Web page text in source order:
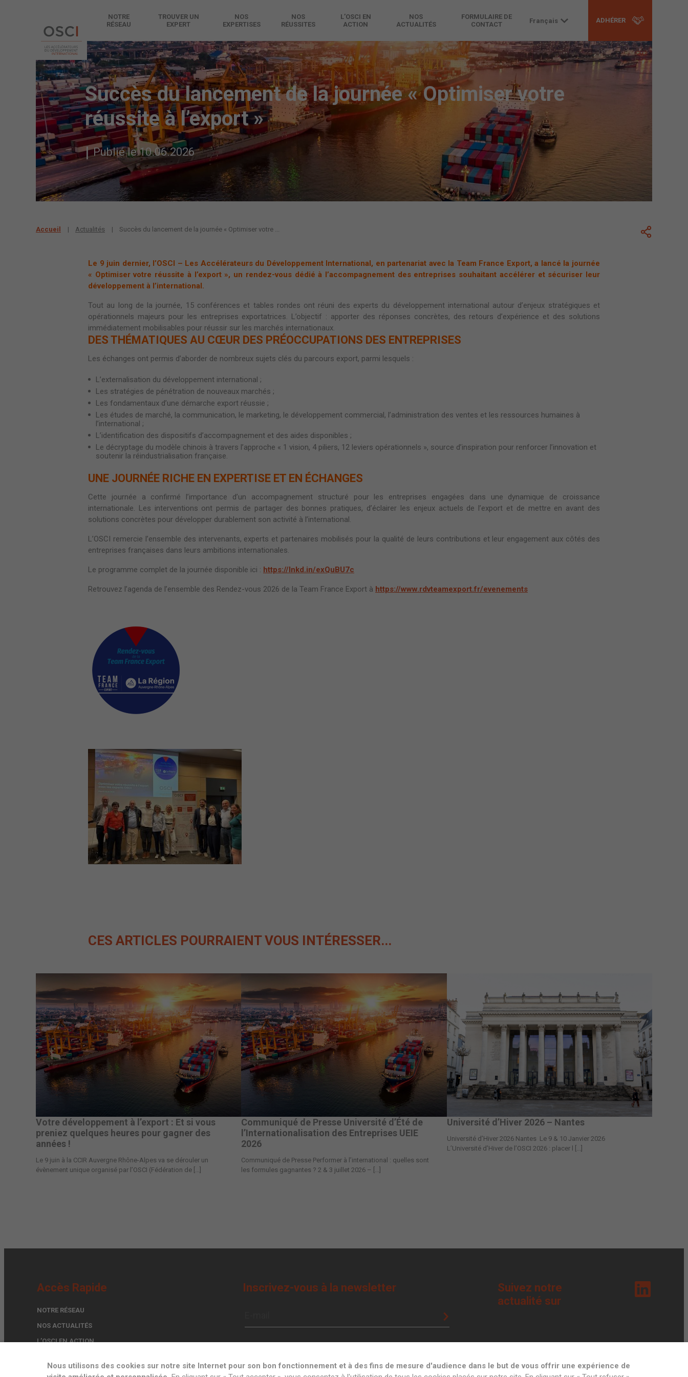
NOTRE
RÉSEAU
TROUVER UN
EXPERT
NOS
EXPERTISES
NOS
RÉUSSITES
L’OSCI EN
ACTION
NOS
ACTUALITÉS
FORMULAIRE DE
CONTACT
Français ADHÉRER
Succès du lancement de la journée « Optimiser votre
réussite à l’export »
Publié le 10.06.2026
Accueil Actualités Succès du lancement de la journée « Optimiser votre ...
Le 9 juin dernier, l’OSCI – Les Accélérateurs du Développement International, en partenariat avec la Team France Export, a lancé la journée
« Optimiser votre réussite à l’export », un rendez-vous dédié à l’accompagnement des entreprises souhaitant accélérer et sécuriser leur
développement à l’international.
Tout au long de la journée, 15 conférences et tables rondes ont réuni des experts du développement international autour d’enjeux stratégiques et
opérationnels majeurs pour les entreprises exportatrices. L’objectif : apporter des réponses concrètes, des retours d’expérience et des solutions
immédiatement mobilisables pour réussir sur les marchés internationaux.
DES THÉMATIQUES AU CŒUR DES PRÉOCCUPATIONS DES ENTREPRISES
Les échanges ont permis d’aborder de nombreux sujets clés du parcours export, parmi lesquels :
L’externalisation du développement international ;
Les stratégies de pénétration de nouveaux marchés ;
Les fondamentaux d’une démarche export réussie ;
Les études de marché, la communication, le marketing, le développement commercial, l’administration des ventes et les ressources humaines à
l’international ;
L’identification des dispositifs d’accompagnement et des aides disponibles ;
Le décryptage du modèle chinois à travers l’approche « 1 vision, 4 piliers, 12 leviers opérationnels », source d’inspiration pour renforcer l’innovation et
soutenir la réindustrialisation française.
UNE JOURNÉE RICHE EN EXPERTISE ET EN ÉCHANGES
Cette journée a confirmé l’importance d’un accompagnement structuré pour les entreprises engagées dans une dynamique de croissance
internationale. Les interventions ont permis de partager des bonnes pratiques, d’éclairer les enjeux actuels de l’export et de mettre en avant des
solutions concrètes pour développer durablement son activité à l’international.
L’OSCI remercie l’ensemble des intervenants, experts et partenaires mobilisés pour la qualité de leurs contributions et leur engagement aux côtés des
entreprises françaises dans leurs ambitions internationales.
Le programme complet de la journée disponible ici : https://lnkd.in/exQuBU7c
Retrouvez l’agenda de l’ensemble des Rendez-vous 2026 de la Team France Export à https://www.rdvteamexport.fr/evenements
CES ARTICLES POURRAIENTVOUS INTÉRESSER...
Votre développement à l’export : Et si vous
preniez quelques heures pour gagner des
années !
Le 9 juin à la CCIR Auvergne Rhône-Alpes va se dérouler un
évènement unique organisé par l’OSCI (Fédération de [...]
Communiqué de Presse Université d’Été de
l’Internationalisation des Entreprises UEIE
2026
Communiqué de Presse Performer à l’international : quelles sont
les formules gagnantes ? 2 & 3 juillet 2026 – [...]
Université d’Hiver 2026 – Nantes
Université d’Hiver 2026 Nantes Le 9 & 10 Janvier 2026
L’Université d’Hiver de l’OSCI 2026 : placer l [...]
Accès Rapide
NOTRE RÉSEAU
NOS ACTUALITÉS
L’OSCI EN ACTION
Inscrivez-vous à la newsletter
Suivez notre
actualité sur
Nous utilisons des cookies sur notre site Internet pour son bon fonctionnement et à des fins de mesure d'audience dans le but de vous offrir une expérience de